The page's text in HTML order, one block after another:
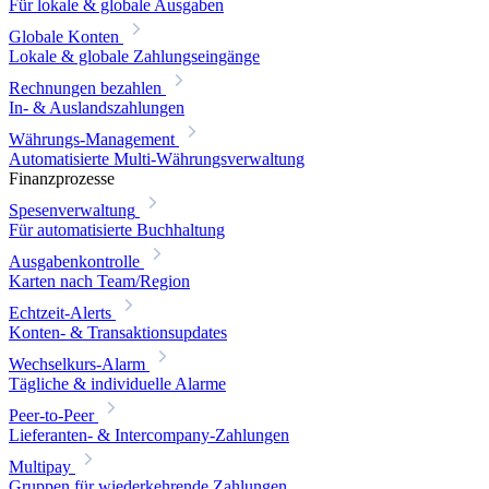
Für lokale & globale Ausgaben
Globale Konten
Lokale & globale Zahlungseingänge
Rechnungen bezahlen
In- & Auslandszahlungen
Währungs-Management
Automatisierte Multi-Währungsverwaltung
Finanzprozesse
Spesenverwaltung
Für automatisierte Buchhaltung
Ausgabenkontrolle
Karten nach Team/Region
Echtzeit-Alerts
Konten- & Transaktionsupdates
Wechselkurs-Alarm
Tägliche & individuelle Alarme
Peer-to-Peer
Lieferanten- & Intercompany-Zahlungen
Multipay